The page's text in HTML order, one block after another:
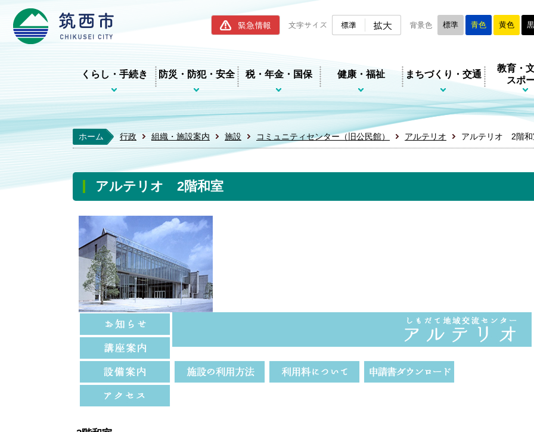
筑西市ホームページ
緊急情報 文字サイズ 標準 拡大 背景色 標準 青色 黄色
くらし・手続き 防災・防犯・安全 税・年金・国保 健康・福祉 まちづくり・交通
教育・
スポ
ホーム 行政 組織・施設案内 施設 コミュニティセンター（旧公民館） アルテリオ アルテリオ 2階和
アルテリオ 2階和室